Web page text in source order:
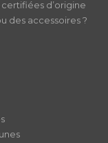
d’origine
des accessoires ?